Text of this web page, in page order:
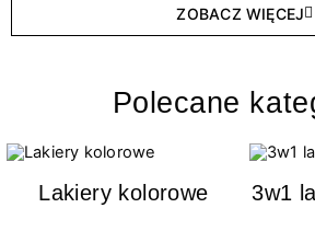
ZOBACZ WIĘCEJ
Polecane
Lakiery kolorowe 3w1